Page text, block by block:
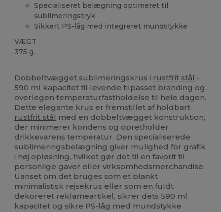
Specialiseret belægning optimeret til
sublimeringstryk
Sikkert PS-låg med integreret mundstykke
VÆGT
375 g.
Dobbeltvægget sublimeringskrus i rustfrit stål -
590 ml kapacitet til levende tilpasset branding og
overlegen temperaturfastholdelse til hele dagen.
Dette elegante krus er fremstillet af holdbart
rustfrit stål med en dobbeltvægget konstruktion,
der minimerer kondens og opretholder
drikkevarens temperatur. Den specialiserede
sublimeringsbelægning giver mulighed for grafik
i høj opløsning, hvilket gør det til en favorit til
personlige gaver eller virksomhedsmerchandise.
Uanset om det bruges som et blankt
minimalistisk rejsekrus eller som en fuldt
dekoreret reklameartikel, sikrer dets 590 ml
kapacitet og sikre PS-låg med mundstykke